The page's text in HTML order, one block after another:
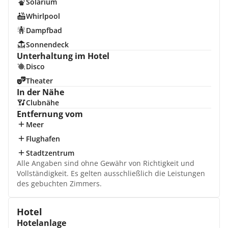
Whirlpool
Dampfbad
Sonnendeck
Unterhaltung im Hotel
Disco
Theater
In der Nähe
Clubnähe
Entfernung vom
Meer
Flughafen
Stadtzentrum
Alle Angaben sind ohne Gewähr von Richtigkeit und
Vollständigkeit. Es gelten ausschließlich die Leistungen
des gebuchten Zimmers.
Hotel
Hotelanlage